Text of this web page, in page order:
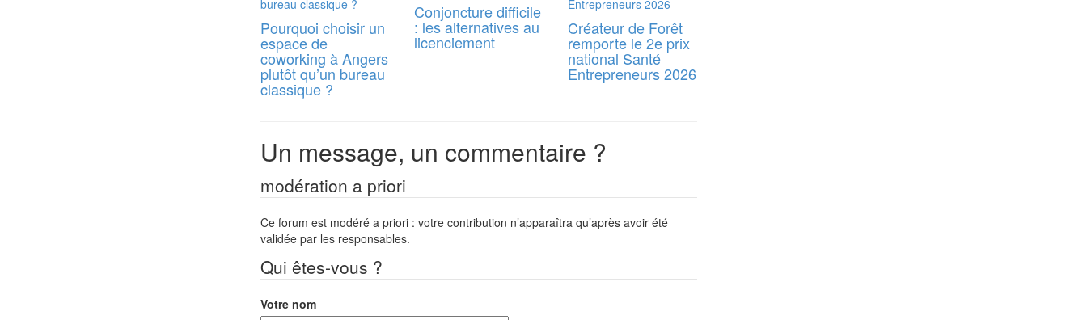
Pourquoi choisir un
espace de
coworking à Angers
plutôt qu’un bureau
classique ?
Conjoncture difficile
: les alternatives au
licenciement
Créateur de Forêt
remporte le 2e prix
national Santé
Entrepreneurs 2026
Un message, un commentaire ?
modération a priori
Ce forum est modéré a priori : votre contribution n’apparaîtra qu’après avoir été
validée par les responsables.
Qui êtes-vous ?
Votre nom